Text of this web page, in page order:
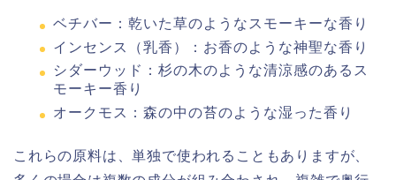
ベチバー：乾いた草のようなスモーキーな香り
インセンス（乳香）：お香のような神聖な香り
シダーウッド：杉の木のような清涼感のあるス
モーキー香り
オークモス：森の中の苔のような湿った香り
これらの原料は、単独で使われることもありますが、